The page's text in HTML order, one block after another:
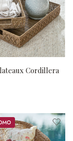
Cordillera